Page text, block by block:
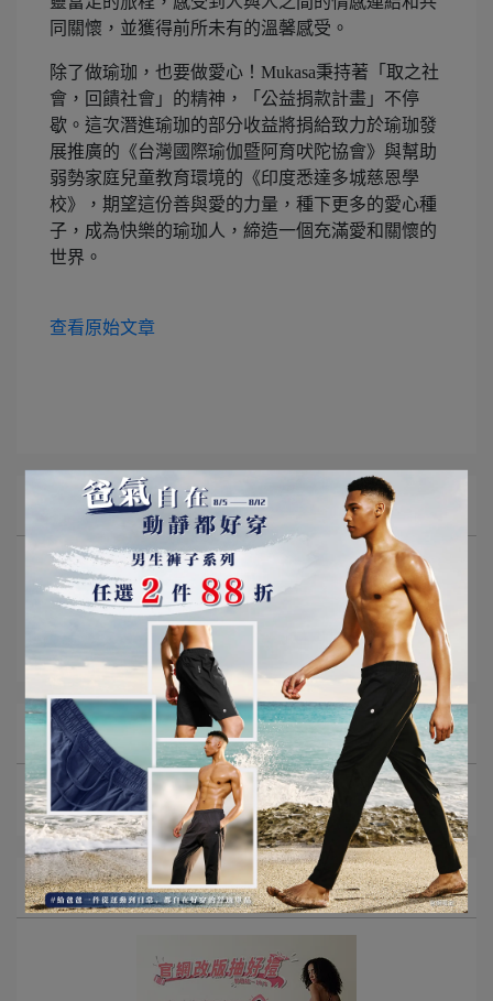
同關懷，並獲得前所未有的溫馨感受。
除了做瑜珈，也要做愛心！Mukasa秉持著「取之社
會，回饋社會」的精神，「公益捐款計畫」不停
歇。這次潛進瑜珈的部分收益將捐給致力於瑜珈發
展推廣的《台灣國際瑜伽暨阿育吠陀協會》與幫助
弱勢家庭兒童教育環境的《印度悉達多城慈恩學
校》，期望這份善與愛的力量，種下更多的愛心種
子，成為快樂的瑜珈人，締造一個充滿愛和關懷的
世界。
查看原始文章
所有文章主題
門市當月優惠
活動回顧與新聞報導
部落格
文章分類
草地瑜珈 公益
部落格